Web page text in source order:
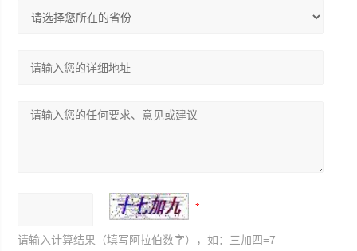
请输入计算结果（填写阿拉伯数字），如：三加四=7